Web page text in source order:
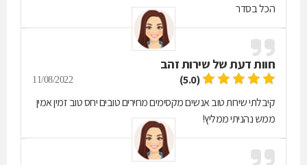
הכל בסדר
חוות דעת של שירות זהב
(5.0)
11/08/2022
קיבלתי שירות טוב אנשים מקסימים מחירים טובים יחס טוב זמין אמין
ממש נהניתי ממליץ!